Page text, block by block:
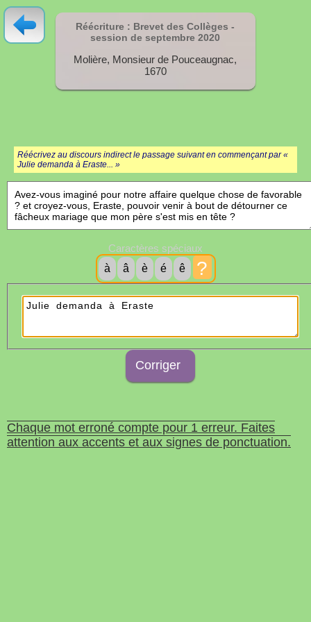
Réécriture : Brevet des Collèges -
session de septembre2020
Molière, Monsieur de Pouceaugnac,
1670
Réécrivez au discours indirect le passage suivant en commençant par «
Julie demanda à Eraste... »
Caractères spéciaux
à
â è é ê ?
Chaque mot erroné compte pour 1 erreur. Faites
attention aux accents et aux signes de ponctuation.